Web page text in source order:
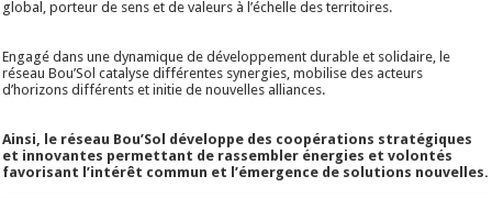
global, porteur de sens et de valeurs à l’échelle des territoires.
Engagé dans une dynamique de développement durable et solidaire, le
réseau Bou’Sol catalyse différentes synergies, mobilise des acteurs
d’horizons différents et initie de nouvelles alliances.
Ainsi, le réseau Bou’Sol développe des coopérations stratégiques
et innovantes permettant de rassembler énergies et volontés
favorisant l’intérêt commun et l’émergence de solutions nouvelles.